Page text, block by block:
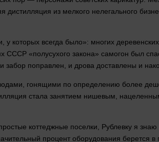
дистилляция из мелкого нелегального
у которых всегда было»: многих
СССР «полусухого закона» самогон был
забор поправлен, и дрова доставлены и
гонящими по определению более
стала занятием нишевым,
коттеджные поселки, Рублевку я знаю
процент оборудования берется в